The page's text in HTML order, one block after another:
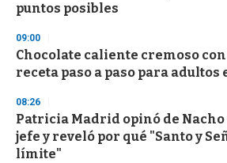
puntos posibles
09:00
Chocolate caliente cremoso
receta paso a paso para
08:26
Patricia Madrid opinó de
jefe y reveló por qué "Santo y
límite"